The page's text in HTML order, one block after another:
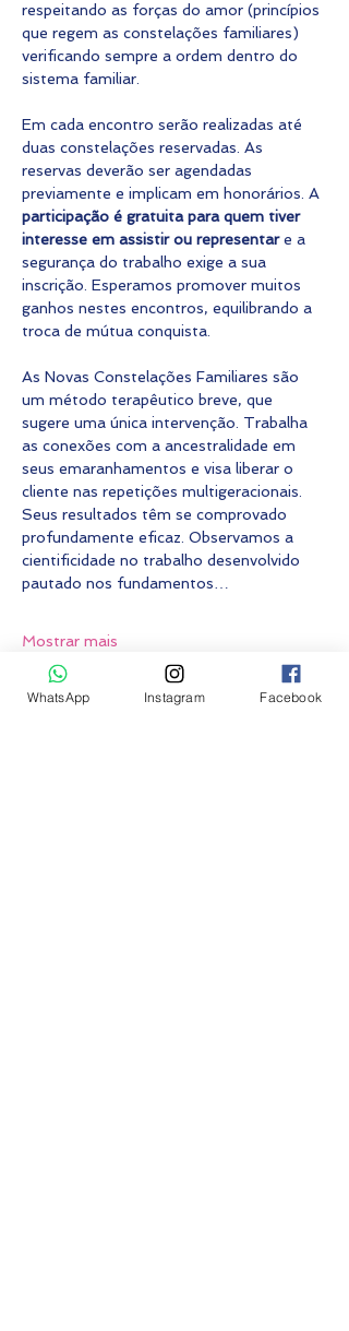
respeitando as forças do amor (princípios
que regem as constelações familiares)
verificando sempre a ordem dentro do
sistema familiar.
Em cada encontro serão realizadas até
duas constelações reservadas. As
reservas deverão ser agendadas
previamente e implicam em honorários. A
participação é gratuita para quem tiver
interesse em assistir ou representar e a
segurança do trabalho exige a sua
inscrição. Esperamos promover muitos
ganhos nestes encontros, equilibrando a
troca de mútua conquista.
As Novas Constelações Familiares são
um método terapêutico breve, que
sugere uma única intervenção. Trabalha
as conexões com a ancestralidade em
seus emaranhamentos e visa liberar o
cliente nas repetições multigeracionais.
Seus resultados têm se comprovado
profundamente eficaz. Observamos a
cientificidade no trabalho desenvolvido
pautado nos fundamentos…
Mostrar mais
Fazer inscrição
WhatsApp Instagram Facebook